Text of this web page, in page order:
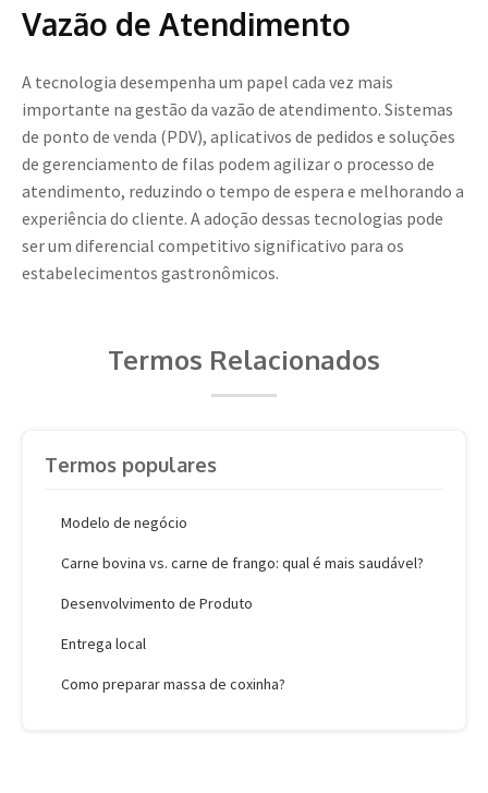
Vazão de Atendimento
A tecnologia desempenha um papel cada vez mais
importante na gestão da vazão de atendimento. Sistemas
de ponto de venda (PDV), aplicativos de pedidos e soluções
de gerenciamento de filas podem agilizar o processo de
atendimento, reduzindo o tempo de espera e melhorando a
experiência do cliente. A adoção dessas tecnologias pode
ser um diferencial competitivo significativo para os
estabelecimentos gastronômicos.
Termos Relacionados
Termos populares
Modelo de negócio
Carne bovina vs. carne de frango: qual é mais saudável?
Desenvolvimento de Produto
Entrega local
Como preparar massa de coxinha?